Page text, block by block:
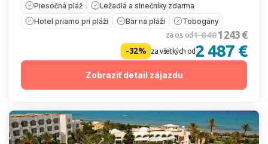
Piesočná pláž
Ležadlá a slnečníky zdarma
Hotel priamo pri pláži
Bar na pláži Tobogány
za os. od1 8401 243 €
-32% za všetkých od2 487 €
Zobraziť detail zájazdu